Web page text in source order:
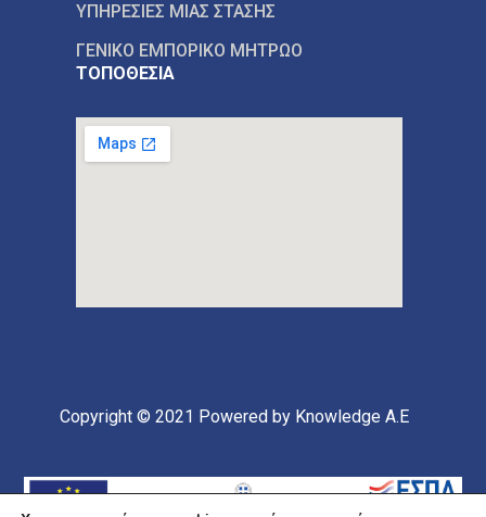
ΥΠΗΡΕΣΙΕΣ ΜΙΑΣ ΣΤΑΣΗΣ
ΓΕΝΙΚΟ ΕΜΠΟΡΙΚΟ ΜΗΤΡΩΟ
ΤΟΠΟΘΕΣΙΑ
Copyright © 2021 Powered by Knowledge A.E